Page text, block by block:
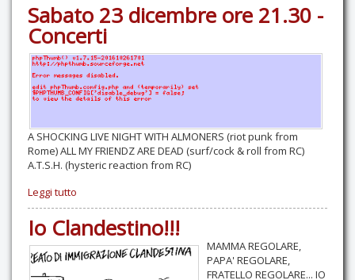
Sabato 23 dicembre ore 21.30 -
Concerti
A SHOCKING LIVE NIGHT WITH ALMONERS (riot punk from
Rome) ALL MY FRIENDZ ARE DEAD (surf/cock & roll from RC)
A.T.S.H. (hysteric reaction from RC)
Leggi tutto
Io Clandestino!!!
MAMMA REGOLARE,
PAPA' REGOLARE,
FRATELLO REGOLARE... IO